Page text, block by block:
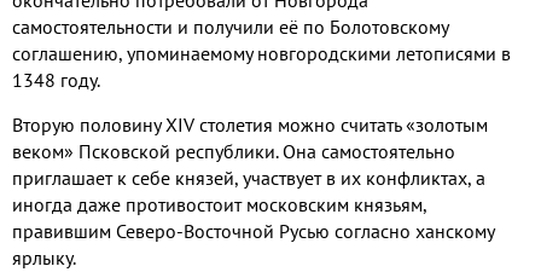
самостоятельности и получили её по Болотовскому
соглашению, упоминаемому новгородскими летописями в
1348 году.
Вторую половинуXIV столетия можно считать «золотым
веком» Псковской республики.Она самостоятельно
приглашает к себе князей, участвует в их конфликтах, а
иногда даже противостоит московским князьям,
правившим Северо-Восточной Русью согласно ханскому
ярлыку.